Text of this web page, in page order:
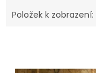
Položek k zobrazení: